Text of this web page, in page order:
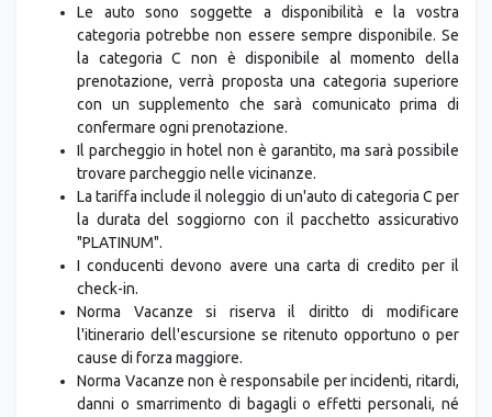
Le auto sono soggette a disponibilità e la vostra
categoria potrebbe non essere sempre disponibile. Se
la categoria C non è disponibile al momento della
prenotazione, verrà proposta una categoria superiore
con un supplemento che sarà comunicato prima di
confermare ogni prenotazione.
Il parcheggio in hotel non è garantito, ma sarà possibile
trovare parcheggio nelle vicinanze.
La tariffa include il noleggio di un'auto di categoria C per
la durata del soggiorno con il pacchetto assicurativo
"PLATINUM".
I conducenti devono avere una carta di credito per il
check-in.
Norma Vacanze si riserva il diritto di modificare
l'itinerario dell'escursione se ritenuto opportuno o per
cause di forza maggiore.
Norma Vacanze non è responsabile per incidenti, ritardi,
danni o smarrimento di bagagli o effetti personali, né